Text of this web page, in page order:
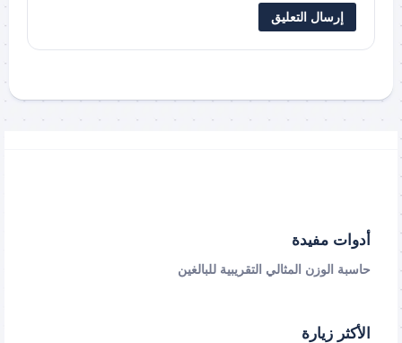
أدوات مفيدة
حاسبة الوزن المثالي التقريبية للبالغين
الأكثر زيارة